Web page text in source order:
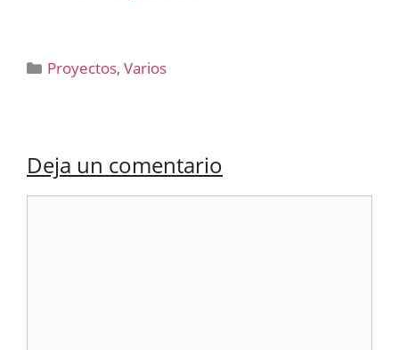
Categorías
Proyectos,Varios
Deja un comentario